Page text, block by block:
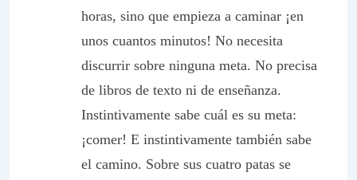
horas, sino que empieza a caminar ¡en
unos cuantos minutos! No necesita
discurrir sobre ninguna meta. No precisa
de libros de texto ni de enseñanza.
Instintivamente sabe cuál es su meta:
¡comer! E instintivamente también sabe
el camino. Sobre sus cuatro patas se